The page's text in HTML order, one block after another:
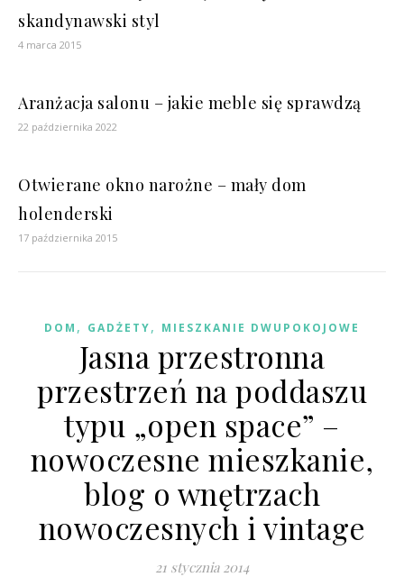
skandynawski styl
4 marca 2015
Aranżacja salonu – jakie meble się sprawdzą
22 października 2022
Otwierane okno narożne – mały dom
holenderski
17 października 2015
DOM , GADŻETY, MIESZKANIE DWUPOKOJOWE
Jasna przestronna
przestrzeń na poddaszu
typu „open space” –
nowoczesne mieszkanie,
blog o wnętrzach
nowoczesnych i vintage
21 stycznia 2014